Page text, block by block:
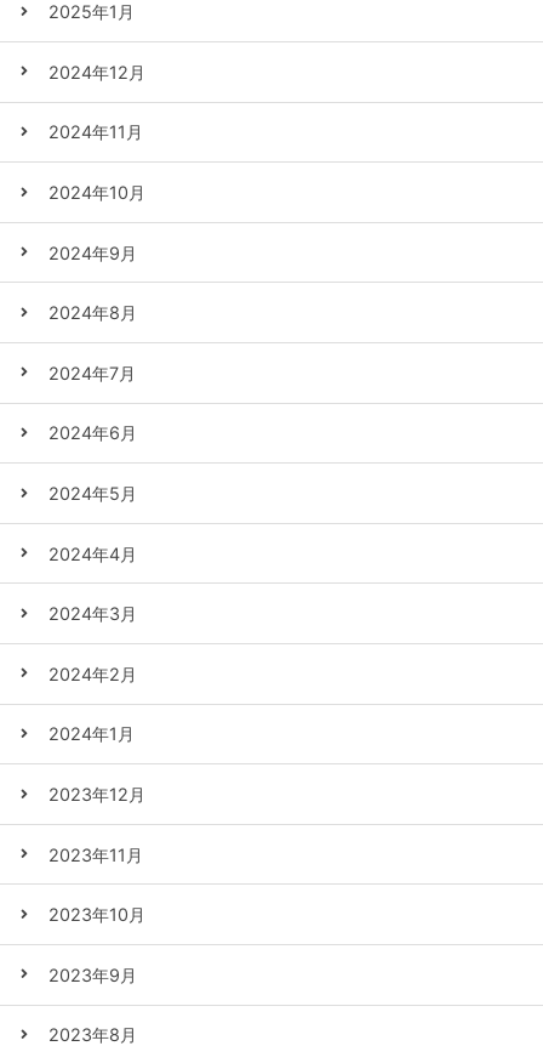
2025年1月
2024年12月
2024年11月
2024年10月
2024年9月
2024年8月
2024年7月
2024年6月
2024年5月
2024年4月
2024年3月
2024年2月
2024年1月
2023年12月
2023年11月
2023年10月
2023年9月
2023年8月